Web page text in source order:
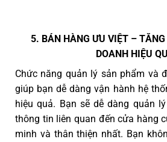
5. BÁN HÀNG ƯU VIỆT –
DOANH HIỆU
Chức năng quản lý sản phẩm và
giúp bạn dễ dàng vận hành hệ
hiệu quả. Bạn sẽ dễ dàng quản
thông tin liên quan đến cửa hàng
minh và thân thiện nhất. Bạn